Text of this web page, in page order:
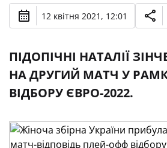
12 квітня 2021, 12:01
ПІДОПІЧНІ НАТАЛІЇ
НА ДРУГИЙ МАТЧ У
ВІДБОРУ ЄВРО-2022.